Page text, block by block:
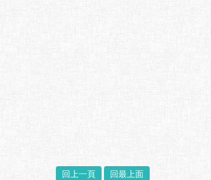
回上一頁 回最上面